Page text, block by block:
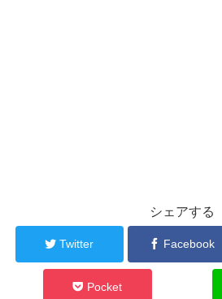
シェアする
Twitter Facebook
Pocket